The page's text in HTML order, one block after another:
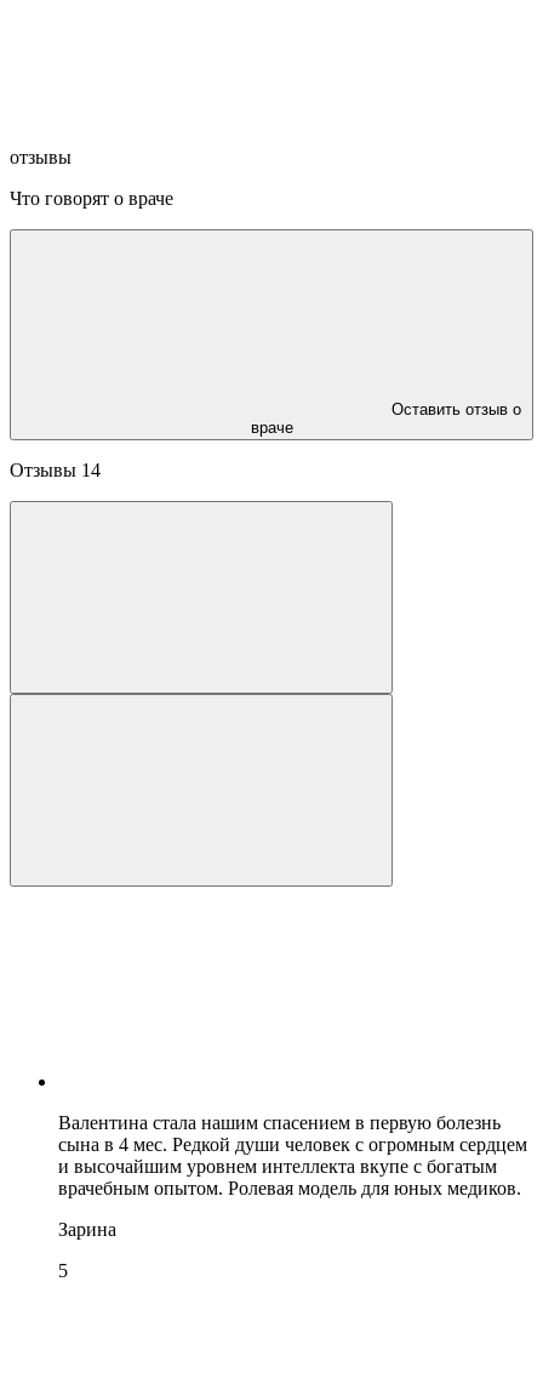
отзывы
Что говорят о враче
Оставить отзыв о
враче
Отзывы 14
Валентина стала нашим спасением в первую болезнь
сына в 4 мес. Редкой души человек с огромным сердцем
и высочайшим уровнем интеллекта вкупе с богатым
врачебным опытом. Ролевая модель для юных медиков.
Зарина
5